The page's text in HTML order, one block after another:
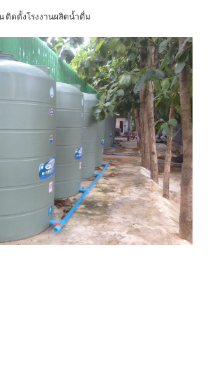
ติดตั้งโรงงานผลิตน้ำดื่ม